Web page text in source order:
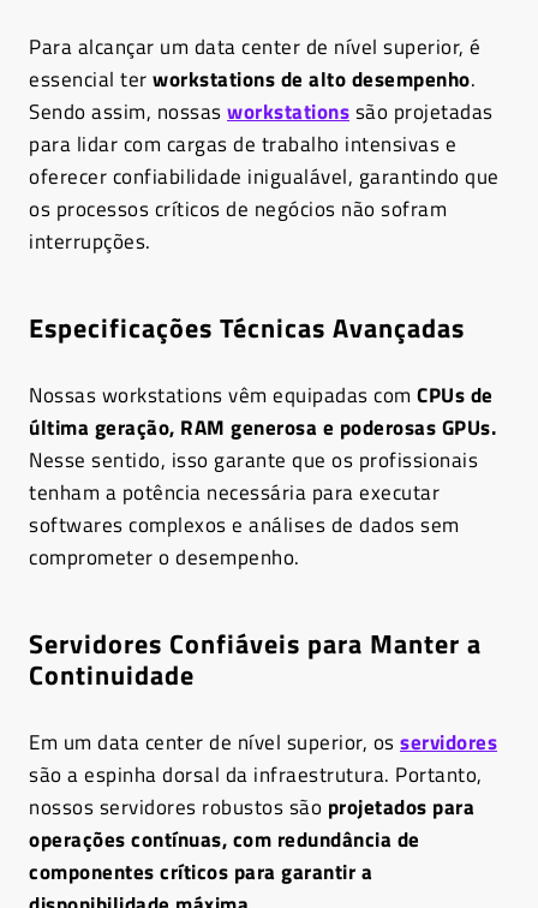
Para alcançar um data center de nível superior, é
essencial terworkstations de alto desempenho.
Sendo assim, nossasworkstationssão projetadas
para lidar com cargas de trabalho intensivas e
oferecer confiabilidade inigualável, garantindo que
os processos críticos de negócios não sofram
interrupções.
Especificações Técnicas Avançadas
Nossas workstations vêm equipadas com CPUs de
última geração, RAM generosa e poderosas GPUs.
Nesse sentido, isso garante que os profissionais
tenham a potência necessária para executar
softwares complexos e análises de dados sem
comprometer o desempenho.
Servidores Confiáveis para Manter a
Continuidade
Em um data center de nível superior, osservidores
são a espinha dorsal da infraestrutura. Portanto,
nossos servidores robustos são projetados para
operações contínuas, com redundância de
componentes críticos para garantir a